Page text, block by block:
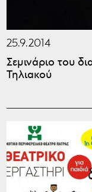
25.9.2014
Σεμινάριο του
Τηλιακού